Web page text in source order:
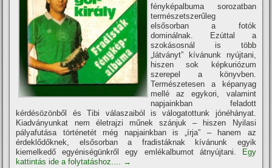
fényképalbuma sorozatban
természetszerűleg
elsősorban a fotók
dominálnak. Ezúttal a
szokásosnál is több
„látványt” kí­vánunk nyújtani,
hiszen sok képkuriózum
szerepel a könyvben.
Természetesen a képanyag
mellé az egykori, valamint
napjainkban feladott
kérdésözönből és Tibi válaszaiból is válogatottunk jónéhányat.
Kiadványunkat nem életrajzi műnek szánjuk – hiszen Nyilasi
pályafutása történetét még napjainkban is „í­rja” – hanem az
érdeklődőknek, elsősorban a fradistáknak kí­vánunk egyik
kiemelkedő egyéniségünkről egy emlékalbumot átnyújtani.
Egy
kattintás ide a folytatáshoz.... →